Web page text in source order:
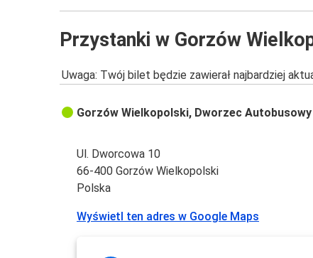
Przystanki w Gorzów
Uwaga: Twój bilet będzie zawierał najbardziej
Gorzów Wielkopolski, Dworzec Autobusowy
Ul. Dworcowa 10
66-400 Gorzów Wielkopolski
Polska
Wyświetl ten adres w Google Maps